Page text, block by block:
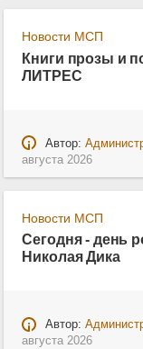
Новости МСП
Книги прозы и
ЛИТРЕС
Автор:
августа 2026
Новости МСП
Сегодня - день
Николая Дика
Автор:
августа 2026